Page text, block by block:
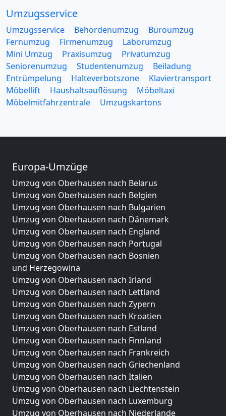
Umzugsservice
Umzugsservice Behördenumzug
Büroumzug
Fernumzug
Firmenumzug
Laborumzug
Mini Umzug
Praxisumzug
Privatumzug
Seniorenumzug
Studentenumzug
Beiladung
Entrümpelung
Halteverbotszone
Klaviertransport
Möbellift
Haushaltsauflösung
Möbeltaxi
Möbelmitfahrzentrale
Umzugskartons
Europa-Umzüge
Umzug von Oberhausen nach Belarus
Umzug von Oberhausen nach Belgien
Umzug von Oberhausen nach Bulgarien
Umzug von Oberhausen nach Dänemark
Umzug von Oberhausen nach England
Umzug von Oberhausen nach Portugal
Umzug von Oberhausen nach Bosnien
und Herzegowina
Umzug von Oberhausen nach Irland
Umzug von Oberhausen nach Lettland
Umzug von Oberhausen nach Zypern
Umzug von Oberhausen nach Kroatien
Umzug von Oberhausen nach Estland
Umzug von Oberhausen nach Finnland
Umzug von Oberhausen nach Frankreich
Umzug von Oberhausen nach Griechenland
Umzug von Oberhausen nach Italien
Umzug von Oberhausen nach Liechtenstein
Umzug von Oberhausen nach Luxemburg
Umzug von Oberhausen nach Niederlande